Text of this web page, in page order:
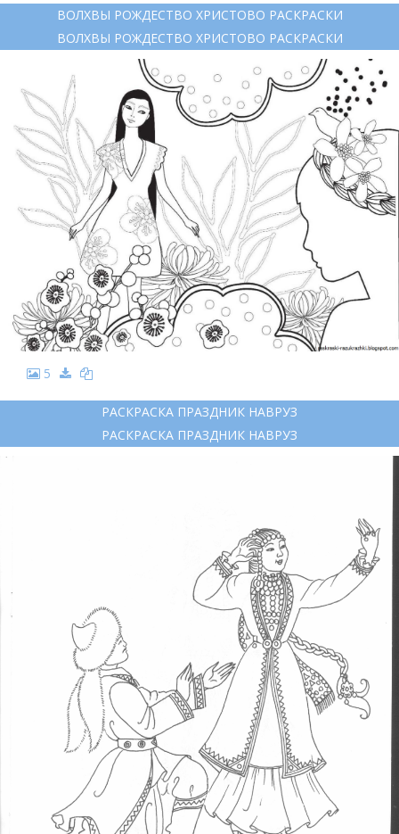
ВОЛХВЫ РОЖДЕСТВО ХРИСТОВО РАСКРАСКИ
ВОЛХВЫ РОЖДЕСТВО ХРИСТОВО РАСКРАСКИ
5
РАСКРАСКА ПРАЗДНИК НАВРУЗ
РАСКРАСКА ПРАЗДНИК НАВРУЗ